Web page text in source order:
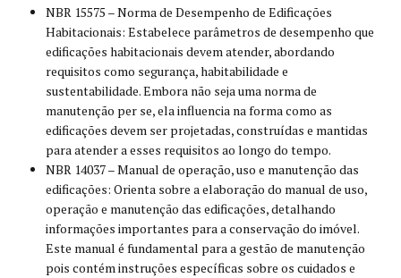
NBR 15575 – Norma de Desempenho de Edificações
Habitacionais: Estabelece parâmetros de desempenho que
edificações habitacionais devem atender, abordando
requisitos como segurança, habitabilidade e
sustentabilidade. Embora não seja uma norma de
manutenção per se, ela influencia na forma como as
edificações devem ser projetadas, construídas e mantidas
para atender a esses requisitos ao longo do tempo.
NBR 14037 – Manual de operação, uso e manutenção das
edificações: Orienta sobre a elaboração do manual de uso,
operação e manutenção das edificações, detalhando
informações importantes para a conservação do imóvel.
Este manual é fundamental para a gestão de manutenção
pois contém instruções específicas sobre os cuidados e